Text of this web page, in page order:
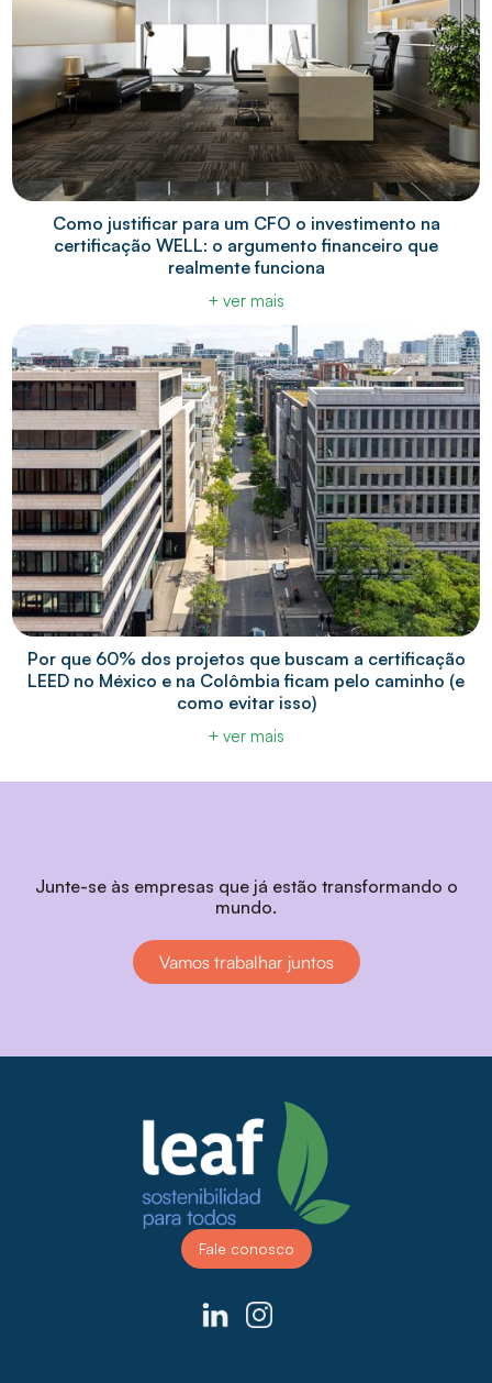
Como justificar para um CFO o investimento na
certificação WELL: o argumento financeiro que
realmente funciona
+ ver mais
Por que 60% dos projetos que buscam a certificação
LEED no México e na Colômbia ficam pelo caminho (e
como evitar isso)
+ ver mais
Junte-se às empresas que já estão transformando o
mundo.
Vamos trabalhar juntos
Fale conosco